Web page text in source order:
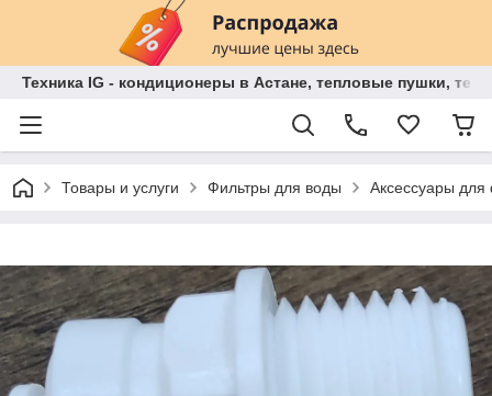
Техника IG - кондиционеры в Астане, тепловые пушки,
Товары и услуги Фильтры для воды Аксессуары для